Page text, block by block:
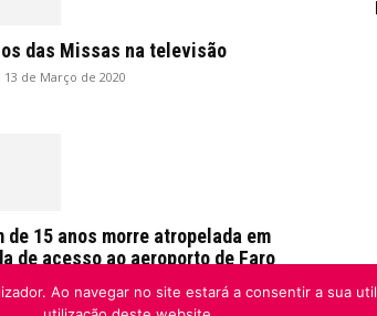
das Missas na televisão
13 de Março de 2020
de 15 anos morre atropelada em
de acesso ao aeroporto de Faro
21 de Fevereiro de 2020
Ao navegar no site estará a consentir a sua